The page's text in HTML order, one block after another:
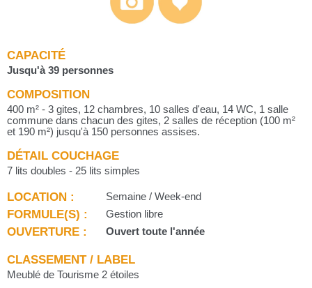
CAPACITÉ
Jusqu'à 39 personnes
COMPOSITION
400 m² - 3 gites, 12 chambres, 10 salles d'eau, 14 WC, 1 salle
commune dans chacun des gites, 2 salles de réception (100 m²
et 190 m²) jusqu'à 150 personnes assises.
DÉTAIL COUCHAGE
7 lits doubles - 25 lits simples
LOCATION : Semaine / Week-end
FORMULE(S) : Gestion libre
OUVERTURE : Ouvert toute l'année
CLASSEMENT / LABEL
Meublé de Tourisme 2 étoiles